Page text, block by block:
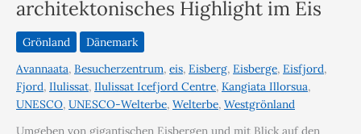
architektonisches Highlight im Eis
Grönland
Dänemark
Avannaata, Besucherzentrum, eis, Eisberg, Eisberge, Eisfjord,
Fjord, Ilulissat, Ilulissat Icefjord Centre, Kangiata Illorsua,
UNESCO, UNESCO-Welterbe, Welterbe, Westgrönland
Umgeben von gigantischen Eisbergen und mit Blick auf den